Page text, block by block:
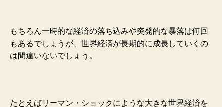
もちろん一時的な経済の落ち込みや突発的な暴落は何回
もあるでしょうが、世界経済が長期的に成長していくの
は間違いないでしょう。
たとえばリーマン・ショックにような大きな世界経済を